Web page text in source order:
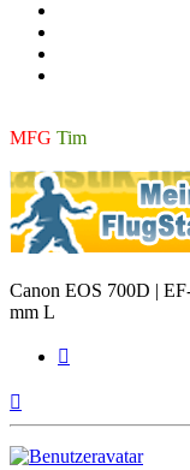
MFG Tim
Canon EOS 700D |
mm L